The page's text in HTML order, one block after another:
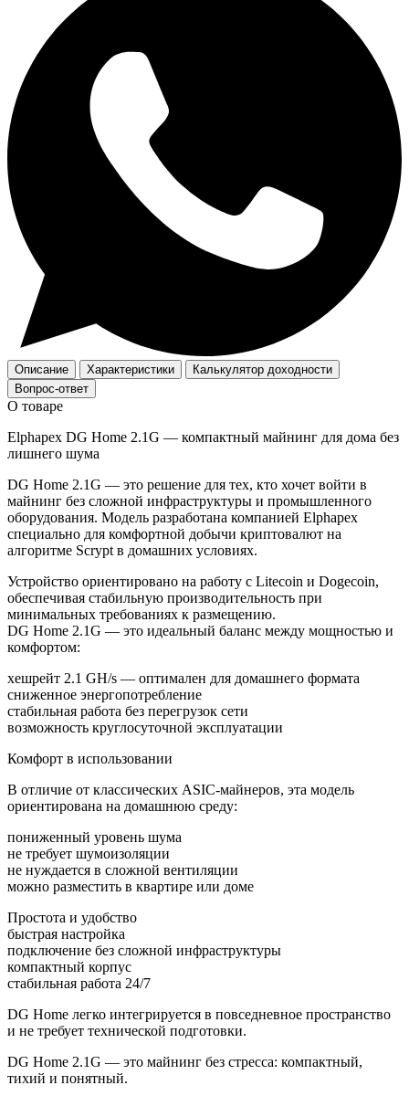
Описание Характеристики
Калькулятор доходности
Вопрос-ответ
О товаре
Elphapex DG Home 2.1G — компактный майнинг для дома без
лишнего шума
DG Home 2.1G — это решение для тех, кто хочет войти в
майнинг без сложной инфраструктуры и промышленного
оборудования. Модель разработана компанией Elphapex
специально для комфортной добычи криптовалют на
алгоритме Scrypt в домашних условиях.
Устройство ориентировано на работу с Litecoin и Dogecoin,
обеспечивая стабильную производительность при
минимальных требованиях к размещению.
DG Home 2.1G — это идеальный баланс между мощностью и
комфортом:
хешрейт 2.1 GH/s — оптимален для домашнего формата
сниженное энергопотребление
стабильная работа без перегрузок сети
возможность круглосуточной эксплуатации
Комфорт в использовании
В отличие от классических ASIC-майнеров, эта модель
ориентирована на домашнюю среду:
пониженный уровень шума
не требует шумоизоляции
не нуждается в сложной вентиляции
можно разместить в квартире или доме
Простота и удобство
быстрая настройка
подключение без сложной инфраструктуры
компактный корпус
стабильная работа 24/7
DG Home легко интегрируется в повседневное пространство
и не требует технической подготовки.
DG Home 2.1G — это майнинг без стресса: компактный,
тихий и понятный.